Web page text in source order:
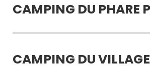
CAMPING DU PHARE
CAMPING DU VILLAGE